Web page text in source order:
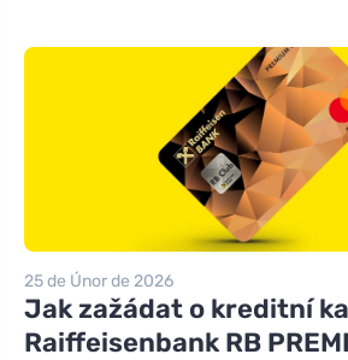
25 de Únor de 2026
Jak zažádat o kreditní
Raiffeisenbank RB